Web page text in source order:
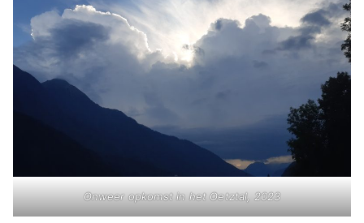
Onweer opkomst in het Oetztal, 2023